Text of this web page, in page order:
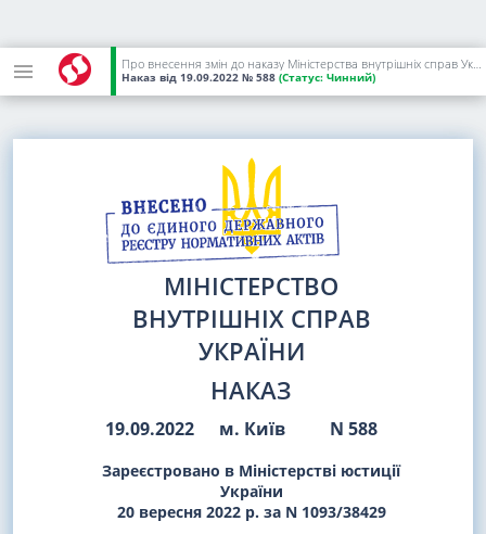
Про внесення змін до наказу Міністерства внутрішніх справ України від 05 вересня 2022 року N 547
Наказ від 19.09.2022 № 588 (Статус: Чинний)
МІНІСТЕРСТВО
ВНУТРІШНІХ СПРАВ
УКРАЇНИ
НАКАЗ
19.09.2022 м. Київ N 588
Зареєстровано в Міністерстві юстиції
України
20 вересня 2022 р. за N 1093/38429